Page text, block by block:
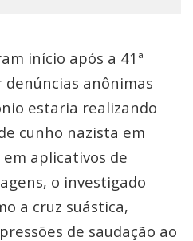
início após a 41ª
denúncias anônimas
estaria realizando
cunho nazista em
aplicativos de
o investigado
a cruz suástica,
de saudação ao